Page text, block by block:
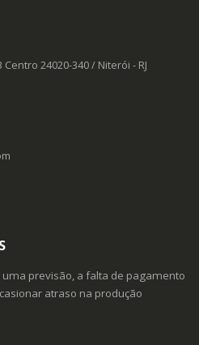
Centro 24020-340/ Niterói - RJ
previsão, a falta de pagamento
atraso na produção